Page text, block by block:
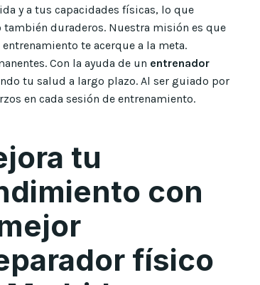
y a tus capacidades físicas, lo que
duraderos. Nuestra misión es que
te acerque a la meta.
Con la ayuda de un entrenador
tu salud a largo plazo. Al ser guiado por
en cada sesión de entrenamiento.
tu
con
físico